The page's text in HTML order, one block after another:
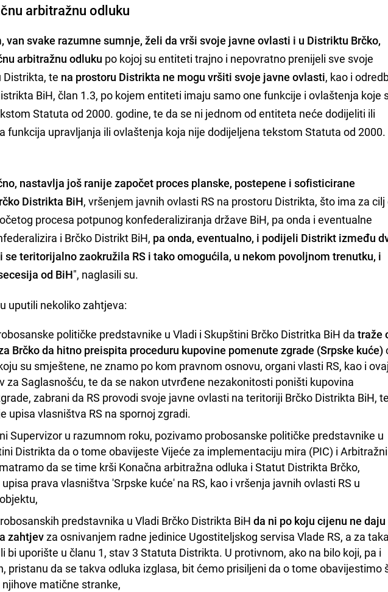
arbitražnu odluku
van svake razumne sumnje, želi da vrši svoje javne ovlasti i u Distriktu Brčko,
arbitražnu odluku po kojoj su entiteti trajno i nepovratno prenijeli sve svoje
Distrikta, te na prostoru Distrikta ne mogu vršiti svoje javne ovlasti, kao i
BiH, član 1.3, po kojem entiteti imaju samo one funkcije i ovlaštenja koje
Statuta od 2000. godine, te da se ni jednom od entiteta neće dodijeliti ili
funkcija upravljanja ili ovlaštenja koja nije dodijeljena tekstom Statuta od 2000.
nastavlja još ranije započet proces planske, postepene i sofisticirane
Distrikta BiH, vršenjem javnih ovlasti RS na prostoru Distrikta, što ima za cilj
procesa potpunog konfederaliziranja države BiH, pa onda i eventualne
i Brčko Distrikt BiH, pa onda, eventualno, i podijeli Distrikt između
se teritorijalno zaokružila RS i tako omogućila, u nekom povoljnom trenutku, i
od BiH", naglasili su.
uputili nekoliko zahtjeva:
političke predstavnike u Vladi i Skupštini Brčko Distritka BiH datraže
Brčko da hitno preispita proceduru kupovine pomenute zgrade (Srpske kuće)
su smještene, ne znamo po kom pravnom osnovu, organi vlasti RS, kao i ovaj
za Saglasnošću, te da se nakon utvrđene nezakonitosti poništi kupovina
zabrani da RS provodi svoje javne ovlasti na teritoriji Brčko Distrikta BiH, te
upisa vlasništva RS na spornoj zgradi.
Supervizor u razumnom roku, pozivamo probosanske političke predstavnike u
Distrikta da o tome obavijeste Vijeće za implementaciju mira (PIC) i Arbitražni
da se time krši Konačna arbitražna odluka i Statut Distrikta Brčko,
prava vlasništva 'Srpske kuće' na RS, kao i vršenja javnih ovlasti RS u
predstavnika u Vladi Brčko Distrikta BiHda ni po koju cijenu ne daju
zahtjevza osnivanjem radne jedinice Ugostiteljskog servisa Vlade RS, a za
bi uporište u članu 1, stav 3 Statuta Distrikta. U protivnom, ako na bilo koji, pa i
pristanu da se takva odluka izglasa, bit ćemo prisiljeni da o tome obavijestimo
matične stranke,